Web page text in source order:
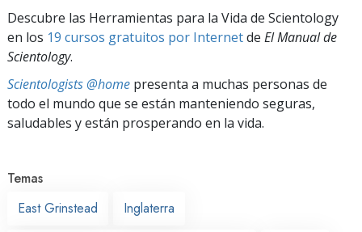
Descubre las Herramientas para la Vida de Scientology
en los 19 cursos gratuitos por Internetde El Manual de
Scientology.
Scientologists @home presenta a muchas personas de
todo el mundo que se están manteniendo seguras,
saludables y están prosperando en la vida.
Temas
East Grinstead
Inglaterra